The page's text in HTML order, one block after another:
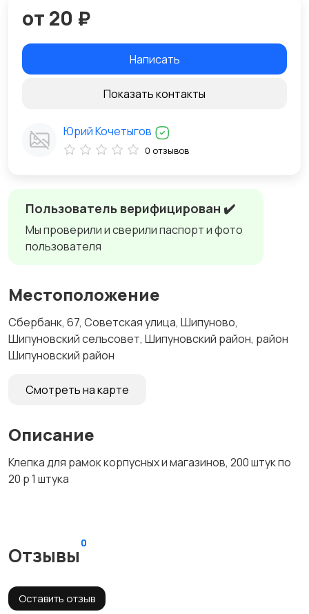
Пользователь верифицирован ✔️
Мы проверили и сверили паспорт и фото
пользователя
Местоположение
Сбербанк, 67, Советская улица, Шипуново,
Шипуновский сельсовет, Шипуновский район, район
Шипуновский район
Смотреть на карте
Описание
Клепка для рамок корпусных и магазинов, 200 штук по
20 р 1 штука
Отзывы
0
Оставить отзыв
от 20 ₽
Написать
Показать контакты
Юрий Кочетыгов
0 отзывов